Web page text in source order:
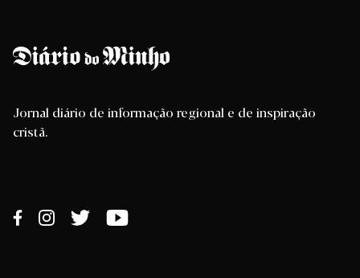
Jornal diário de informação regional e de inspiração
cristã.